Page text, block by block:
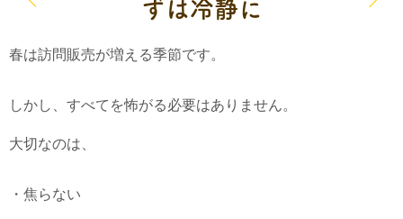
ずは冷静に
春は訪問販売が増える季節です。
しかし、すべてを怖がる必要はありません。
大切なのは、
・焦らない